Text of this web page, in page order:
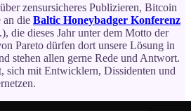
zensursicheres Publizieren, Bitcoin
an die Baltic Honeybadger Konferenz
die dieses Jahr unter dem Motto der
Pareto dürfen dort unsere Lösung in
stehen allen gerne Rede und Antwort.
sich mit Entwicklern, Dissidenten und